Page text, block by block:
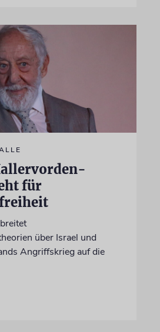
für
über Israel und
Angriffskrieg auf die